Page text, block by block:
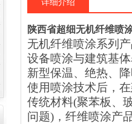
详细介绍
陕西省超细无机纤维喷
无机纤维喷涂系列
设备喷涂与建筑基
新型保温、绝热、
使用喷涂技术后，
传统材料(聚苯板、
问题) ，纤维喷涂产